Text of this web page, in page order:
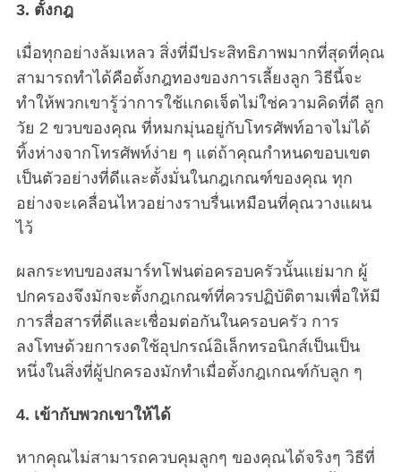
3. ตั้งกฎ
เมื่อทุกอย่างล้มเหลว สิ่งที่มีประสิทธิภาพมากที่สุดที่คุณ
สามารถทำได้คือตั้งกฎทองของการเลี้ยงลูก วิธีนี้จะ
ทำให้พวกเขารู้ว่าการใช้แกดเจ็ตไม่ใช่ความคิดที่ดี ลูก
วัย 2 ขวบของคุณ ที่หมกมุ่นอยู่กับโทรศัพท์อาจไม่ได้
ทิ้งห่างจากโทรศัพท์ง่าย ๆ แต่ถ้าคุณกำหนดขอบเขต
เป็นตัวอย่างที่ดีและตั้งมั่นในกฎเกณฑ์ของคุณ ทุก
อย่างจะเคลื่อนไหวอย่างราบรื่นเหมือนที่คุณวางแผน
ไว้
ผลกระทบของสมาร์ทโฟนต่อครอบครัวนั้นแย่มาก ผู้
ปกครองจึงมักจะตั้งกฎเกณฑ์ที่ควรปฏิบัติตามเพื่อให้มี
การสื่อสารที่ดีและเชื่อมต่อกันในครอบครัว การ
ลงโทษด้วยการงดใช้อุปกรณ์อิเล็กทรอนิกส์เป็นเป็น
หนึ่งในสิ่งที่ผู้ปกครองมักทำเมื่อตั้งกฎเกณฑ์กับลูก ๆ
4. เข้ากับพวกเขาให้ได้
หากคุณไม่สามารถควบคุมลูกๆ ของคุณได้จริงๆ วิธีที่